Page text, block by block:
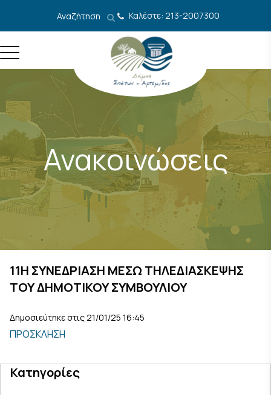
Αναζήτηση Καλέστε: 213-2007300
Ανακοινώσεις
11Η ΣΥΝΕΔΡΙΑΣΗ ΜΕΣΩ ΤΗΛΕΔΙΑΣΚΕΨΗΣ
ΤΟΥ ΔΗΜΟΤΙΚΟΥ ΣΥΜΒΟΥΛΙΟΥ
Δημοσιεύτηκε στις 21/01/25 16:45
ΠΡΟΣΚΛΗΣΗ
Κατηγορίες